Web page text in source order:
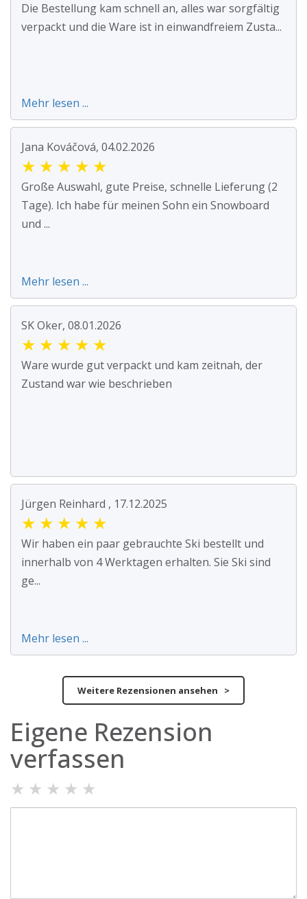
Die Bestellung kam schnell an, alles war sorgfältig
verpackt und die Ware ist in einwandfreiem Zusta...
Mehr lesen ...
Jana Kováčová, 04.02.2026
★ ★ ★ ★ ★
Große Auswahl, gute Preise, schnelle Lieferung (2
Tage). Ich habe für meinen Sohn ein Snowboard
und ...
Mehr lesen ...
SK Oker, 08.01.2026
★ ★ ★ ★ ★
Ware wurde gut verpackt und kam zeitnah, der
Zustand war wie beschrieben
Jürgen Reinhard , 17.12.2025
★ ★ ★ ★ ★
Wir haben ein paar gebrauchte Ski bestellt und
innerhalb von 4 Werktagen erhalten. Sie Ski sind
ge...
Mehr lesen ...
Weitere Rezensionen ansehen >
Eigene Rezension
verfassen
★ ★ ★ ★ ★